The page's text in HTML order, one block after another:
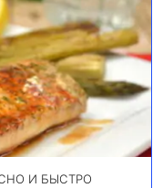
И БЫСТРО